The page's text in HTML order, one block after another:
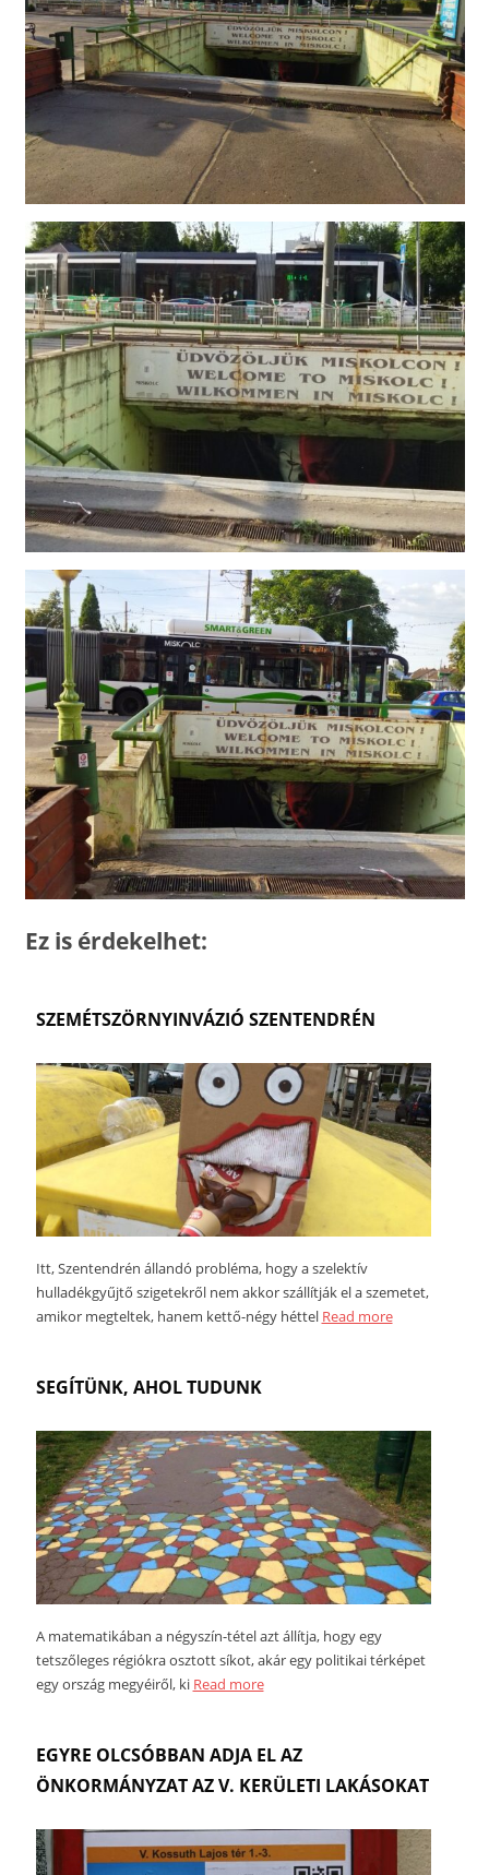
Ez is érdekelhet:
SZEMÉTSZÖRNYINVÁZIÓ SZENTENDRÉN
Itt, Szentendrén állandó probléma, hogy a szelektív
hulladékgyűjtő szigetekről nem akkor szállítják el a szemetet,
amikor megteltek, hanem kettő-négy héttel Read more
SEGÍTÜNK, AHOL TUDUNK
A matematikában a négyszín-tétel azt állítja, hogy egy
tetszőleges régiókra osztott síkot, akár egy politikai térképet
egy ország megyéiről, ki Read more
EGYRE OLCSÓBBAN ADJA EL AZ
ÖNKORMÁNYZAT AZ V. KERÜLETI LAKÁSOKAT